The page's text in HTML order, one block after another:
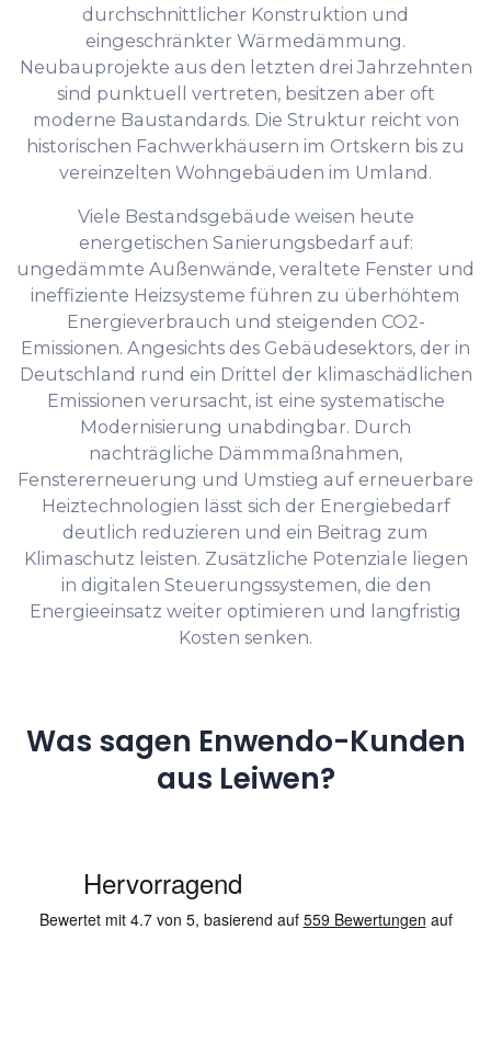
durchschnittlicher Konstruktion und
eingeschränkter Wärmedämmung.
Neubauprojekte aus den letzten drei Jahrzehnten
sind punktuell vertreten, besitzen aber oft
moderne Baustandards. Die Struktur reicht von
historischen Fachwerkhäusern im Ortskern bis zu
vereinzelten Wohngebäuden im Umland.
Viele Bestandsgebäude weisen heute
energetischen Sanierungsbedarf auf:
ungedämmte Außenwände, veraltete Fenster und
ineffiziente Heizsysteme führen zu überhöhtem
Energieverbrauch und steigenden CO2-
Emissionen. Angesichts des Gebäudesektors, der in
Deutschland rund ein Drittel der klimaschädlichen
Emissionen verursacht, ist eine systematische
Modernisierung unabdingbar. Durch
nachträgliche Dämmmaßnahmen,
Fenstererneuerung und Umstieg auf erneuerbare
Heiztechnologien lässt sich der Energiebedarf
deutlich reduzieren und ein Beitrag zum
Klimaschutz leisten. Zusätzliche Potenziale liegen
in digitalen Steuerungssystemen, die den
Energieeinsatz weiter optimieren und langfristig
Kosten senken.
Was sagen Enwendo-Kunden
aus Leiwen?